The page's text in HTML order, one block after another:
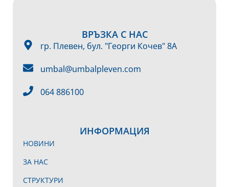
ИНФОРМАЦИЯ
НОВИНИ
ЗА НАС
СТРУКТУРИ
ВРЪЗКА С НАС
гр. Плевен, бул. "Георги Кочев" 8А
umbal@umbalpleven.com
064 886100